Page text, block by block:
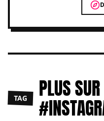
TAG PLUS SUR